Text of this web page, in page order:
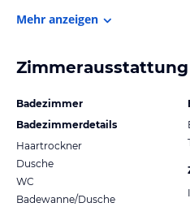
Mehr anzeigen
Zimmerausstattung
Badezimmer
Badezimmerdetails
Haartrockner
Dusche
WC
Badewanne/Dusche